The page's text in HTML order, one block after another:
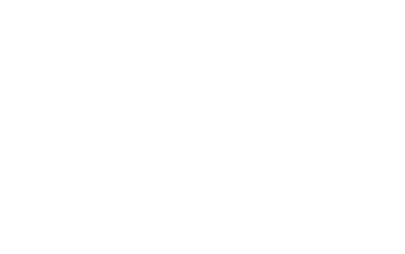
характреристики, фото и автообзоры. Автотюнинг, тест-драйвы. Шины, диски, резина